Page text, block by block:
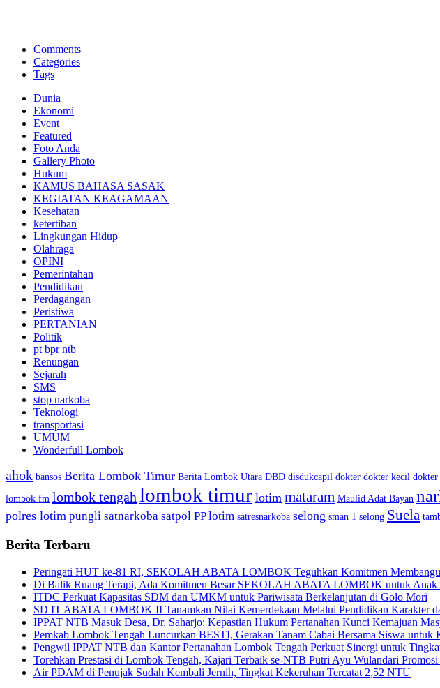
Memberikan yang terbaik sesuai kaidah Islam, kunjungi situs resmi
Comments
Categories
Tags
Dunia
Ekonomi
Event
Featured
Foto Anda
Gallery Photo
Hukum
KAMUS BAHASA SASAK
KEGIATAN KEAGAMAAN
Kesehatan
ketertiban
Lingkungan Hidup
Olahraga
OPINI
Pemerintahan
Pendidikan
Perdagangan
Peristiwa
PERTANIAN
Politik
pt bpr ntb
Renungan
Sejarah
SMS
stop narkoba
Teknologi
transportasi
UMUM
Wonderfull Lombok
ahok bansos Berita Lombok Timur Berita Lombok Utara DBD disdukcapil dokter dokter kecil
lombok fm lombok tengah lombok timur lotim mataram Maulid Adat Bayan
polres lotim pungli satnarkoba satpol PP lotim satresnarkoba selong sman 1 selong Suela
Berita Terbaru
Peringati HUT ke-81 RI, SEKOLAH ABATA LOMBOK Teguhkan Komitmen
Di Balik Ruang Terapi, Ada Komitmen Besar SEKOLAH ABATA LOMBOK untuk Anak
ITDC Perkuat Kapasitas SDM dan UMKM untuk Pariwisata Berkelanjutan di Golo Mori
SD IT ABATA LOMBOK II Tanamkan Nilai Kemerdekaan Melalui Pendidikan Karakter
IPPAT NTB Masuk Desa, Dr. Saharjo: Kepastian Hukum Pertanahan Kunci Kemajuan
Pemkab Lombok Tengah Luncurkan BESTI, Gerakan Tanam Cabai Bersama Siswa untuk
Pengwil IPPAT NTB dan Kantor Pertanahan Lombok Tengah Perkuat Sinergi untuk
Torehkan Prestasi di Lombok Tengah, Kajari Terbaik se-NTB Putri Ayu Wulandari
Air PDAM di Penujak Sudah Kembali Jernih, Tingkat Kekeruhan Tercatat 2,52 NTU